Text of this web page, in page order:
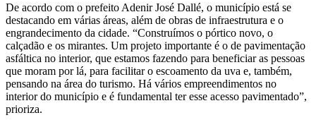
De acordo com o prefeito Adenir José Dallé, o município está se
destacando em várias áreas, além de obras de infraestrutura e o
engrandecimento da cidade. “Construímos o pórtico novo, o
calçadão e os mirantes. Um projeto importante é o de pavimentação
asfáltica no interior, que estamos fazendo para beneficiar as pessoas
que moram por lá, para facilitar o escoamento da uva e, também,
pensando na área do turismo. Há vários empreendimentos no
interior do município e é fundamental ter esse acesso pavimentado”,
prioriza.